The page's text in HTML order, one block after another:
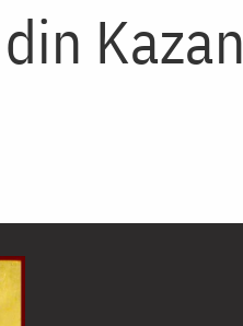
Kazan